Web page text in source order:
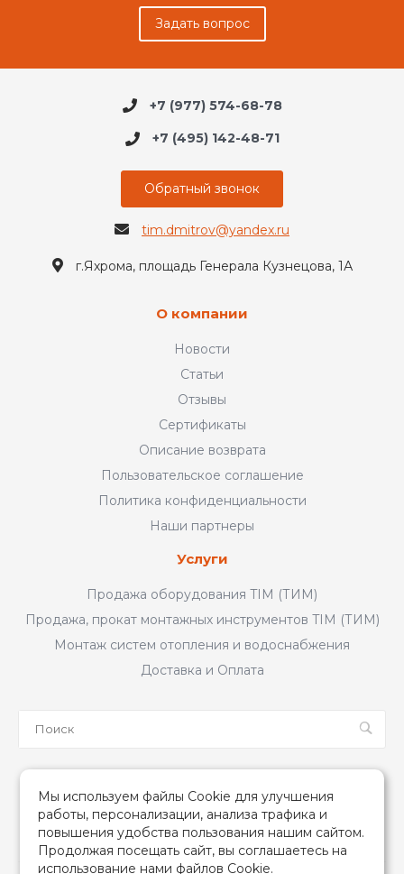
Задать вопрос
+7 (977) 574-68-78
+7 (495) 142-48-71
Обратный звонок
tim.dmitrov@yandex.ru
г.Яхрома, площадь Генерала Кузнецова, 1А
О компании
Новости
Статьи
Отзывы
Сертификаты
Описание возврата
Пользовательское соглашение
Политика конфиденциальности
Наши партнеры
Услуги
Продажа оборудования TIM (ТИМ)
Продажа, прокат монтажных инструментов TIM (ТИМ)
Монтаж систем отопления и водоснабжения
Доставка и Оплата
Мы используем файлы Cookie для улучшения
работы, персонализации, анализа трафика и
повышения удобства пользования нашим сайтом.
Продолжая посещать сайт, вы соглашаетесь на
использование нами файлов Cookie.